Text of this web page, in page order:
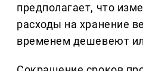
предполагает, что
расходы на хранение
временем дешевеют